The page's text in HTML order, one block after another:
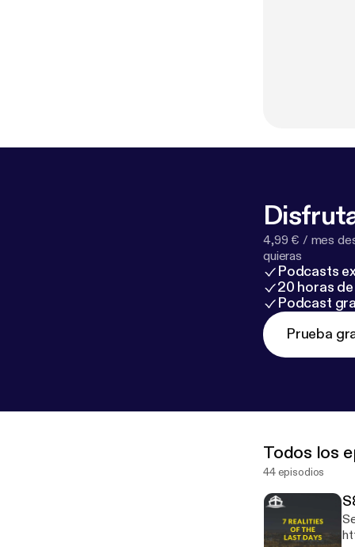
4,99 € / mes
quieras
Podcasts
20 horas
Podcast
Prueba
Todos los
44 episodios